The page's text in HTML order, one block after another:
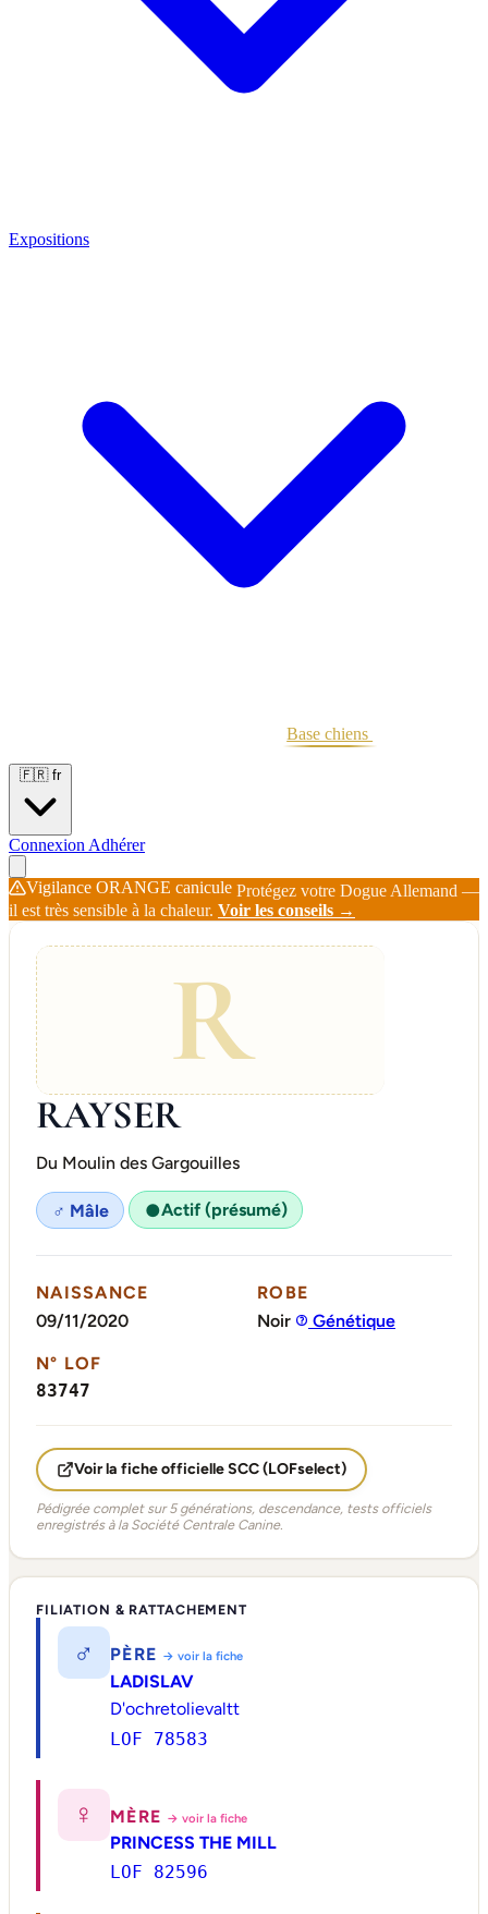
Expositions
Base chiens
🇫🇷 fr
Connexion Adhérer
Vigilance ORANGE canicule Protégez votre Dogue Allemand —
il est très sensible à la chaleur. Voir les conseils →
R
RAYSER
Du Moulin des Gargouilles
♂ Mâle ●Actif (présumé)
NAISSANCE
09/11/2020
ROBE
Noir
Génétique
N° LOF
83747
Voir la fiche officielle SCC (LOFselect)
Pédigrée complet sur 5 générations, descendance, tests officiels
enregistrés à la Société Centrale Canine.
FILIATION & RATTACHEMENT
♂ PÈRE → voir la fiche
LADISLAV
D'ochretolievaltt
LOF 78583
♀ MÈRE → voir la fiche
PRINCESS THE MILL
LOF 82596